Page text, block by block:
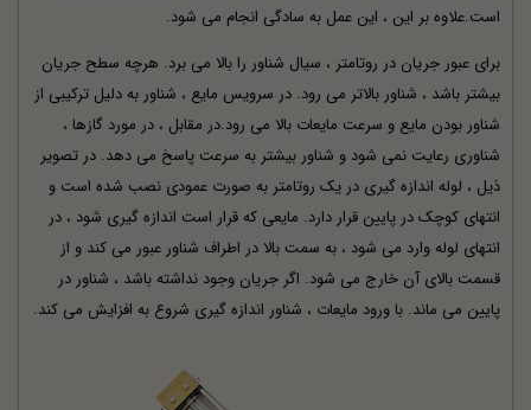
است.علاوه بر این ، این عمل به سادگی انجام می شود.
برای عبور جریان در روتامتر ، سیال شناور را بالا می برد. هرچه سطح جریان
بیشتر باشد ، شناور بالاتر می رود. در سرویس مایع ، شناور به دلیل ترکیبی از
شناور بودن مایع و سرعت مایعات بالا می رود.در مقابل ، در مورد گازها ،
شناوری رعایت نمی شود و شناور بیشتر به سرعت پاسخ می دهد. در تصویر
ذیل ، لوله اندازه گیری در یک روتامتر به صورت عمودی نصب شده است و
انتهای کوچک در پایین قرار دارد. مایعی که قرار است اندازه گیری شود ، در
انتهای لوله وارد می شود ، به سمت بالا در اطراف شناور عبور می کند و از
قسمت بالای آن خارج می شود. اگر جریان وجود نداشته باشد ، شناور در
پایین می ماند. با ورود مایعات ، شناور اندازه گیری شروع به افزایش می کند.